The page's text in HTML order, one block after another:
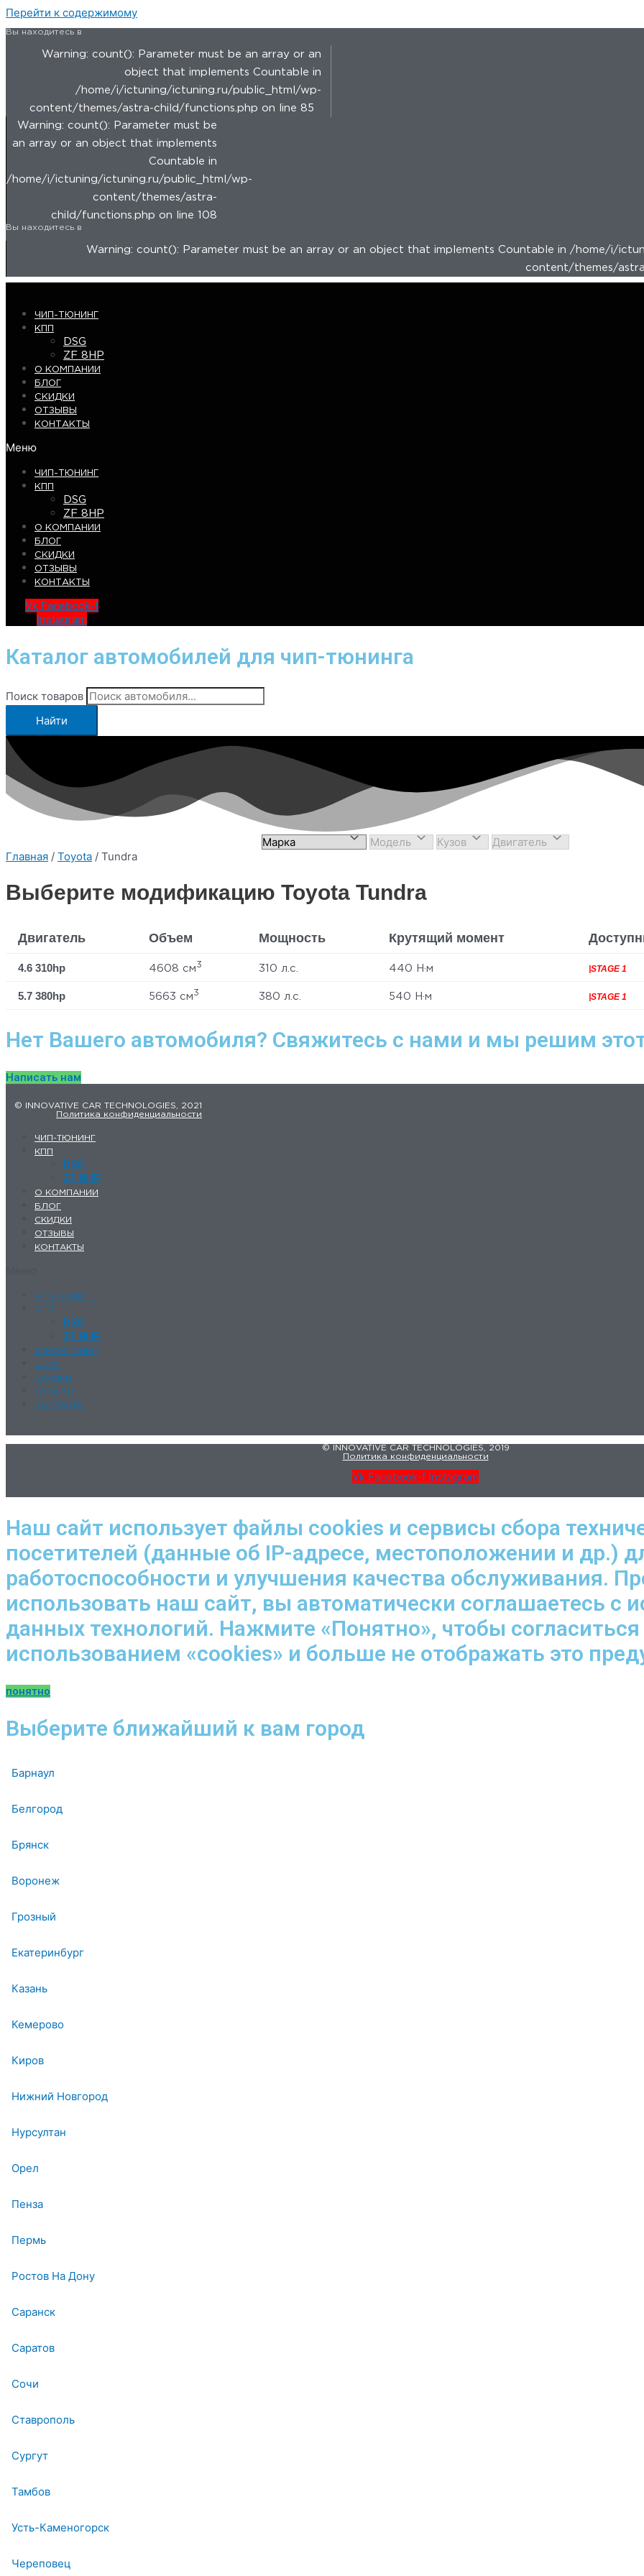
Перейти к содержимому
Вы находитесь в
Warning: count(): Parameter must be an array or an
object that implements Countable in
/home/i/ictuning/ictuning.ru/public_html/wp-
content/themes/astra-child/functions.php on line 85
Warning: count(): Parameter must be
an array or an object that implements
Countable in
/home/i/ictuning/ictuning.ru/public_html/wp-
content/themes/astra-
child/functions.php on line 108
Вы находитесь в
Warning: count(): Parameter must be an array or an object that implements Countable in /home/i/
content/themes/
ЧИП-ТЮНИНГ
КПП
DSG
ZF 8HP
О КОМПАНИИ
БЛОГ
СКИДКИ
ОТЗЫВЫ
КОНТАКТЫ
Меню
ЧИП-ТЮНИНГ
КПП
DSG
ZF 8HP
О КОМПАНИИ
БЛОГ
СКИДКИ
ОТЗЫВЫ
КОНТАКТЫ
Vk Facebook-f
Instagram
Каталог автомобилей для чип-тюнинга
Поиск товаров
Найти
Главная / Toyota / Tundra
Выберите модификацию Toyota Tundra
Двигатель Объем Мощность Крутящий момент
4.6 310hp 4608 см3 310 л.с. 440 Н·м |STAGE 1
5.7 380hp 5663 см3 380 л.с. 540 Н·м |STAGE 1
Нет Вашего автомобиля? Свяжитесь с нами и мы решим
Написать нам
© INNOVATIVE CAR TECHNOLOGIES, 2021
Политика конфиденциальности
ЧИП-ТЮНИНГ
КПП
DSG
ZF 8HP
О КОМПАНИИ
БЛОГ
СКИДКИ
ОТЗЫВЫ
КОНТАКТЫ
ЧИП-ТЮНИНГ
КПП
DSG
ZF 8HP
О КОМПАНИИ
БЛОГ
СКИДКИ
ОТЗЫВЫ
КОНТАКТЫ
© INNOVATIVE CAR TECHNOLOGIES, 2019
Политика конфиденциальности
Vk Facebook-f Instagram
Наш сайт использует файлы cookies и сервисы сбора
посетителей (данные об IP-адресе, местоположении и др.)
работоспособности и улучшения качества обслуживания.
использовать наш сайт, вы автоматически соглашаетесь с
данных технологий. Нажмите «Понятно», чтобы согласиться
использованием «cookies» и больше не отображать это
понятно
Выберите ближайший к вам город
Барнаул
Белгород
Брянск
Воронеж
Грозный
Екатеринбург
Казань
Кемерово
Киров
Нижний Новгород
Нурсултан
Орел
Пенза
Пермь
Ростов На Дону
Саранск
Саратов
Сочи
Ставрополь
Сургут
Тамбов
Усть-Каменогорск
Череповец